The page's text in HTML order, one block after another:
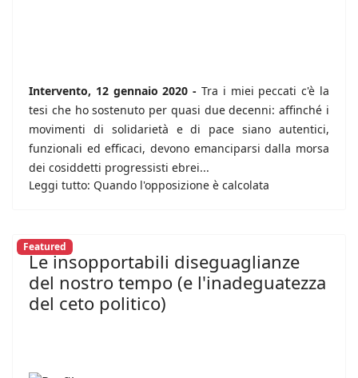
Intervento, 12 gennaio 2020 - Tra i miei peccati c'è la
tesi che ho sostenuto per quasi due decenni: affinché i
movimenti di solidarietà e di pace siano autentici,
funzionali ed efficaci, devono emanciparsi dalla morsa
dei cosiddetti progressisti ebrei...
Leggi tutto: Quando l'opposizione è calcolata
Featured
Le insopportabili diseguaglianze
del nostro tempo (e l'inadeguatezza
del ceto politico)